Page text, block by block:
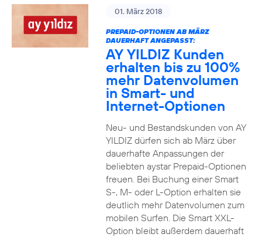
01. März 2018
PREPAID-OPTIONEN AB MÄRZ
DAUERHAFT ANGEPASST:
AY YILDIZ Kunden
erhalten bis zu 100%
mehr Datenvolumen
in Smart- und
Internet-Optionen
Neu- und Bestandskunden von AY
YILDIZ dürfen sich ab März über
dauerhafte Anpassungen der
beliebten aystar Prepaid-Optionen
freuen. Bei Buchung einer Smart
S-, M- oder L-Option erhalten sie
deutlich mehr Datenvolumen zum
mobilen Surfen. Die Smart XXL-
Option bleibt außerdem dauerhaft